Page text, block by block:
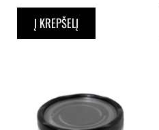
Į KREPŠELĮ